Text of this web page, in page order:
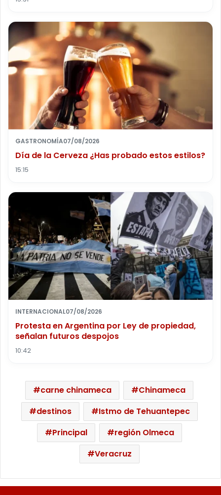
GASTRONOMÍA07/08/2026
Día de la Cerveza ¿Has probado estos estilos?
15:15
INTERNACIONAL07/08/2026
Protesta en Argentina por Ley de propiedad,
señalan futuros despojos
10:42
carne chinameca
Chinameca
destinos
Istmo de Tehuantepec
Principal
región Olmeca
Veracruz